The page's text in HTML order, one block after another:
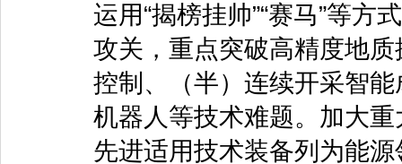
运用“揭榜挂帅”“赛马”等
攻关，重点突破高精度地
控制、（半）连续开采智
机器人等技术难题。加大
先进适用技术装备列为能